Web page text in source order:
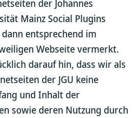
der Johannes
Mainz Social Plugins
entsprechend im
Webseite vermerkt.
darauf hin, dass wir als
der JGU keine
und Inhalt der
sowie deren Nutzung durch